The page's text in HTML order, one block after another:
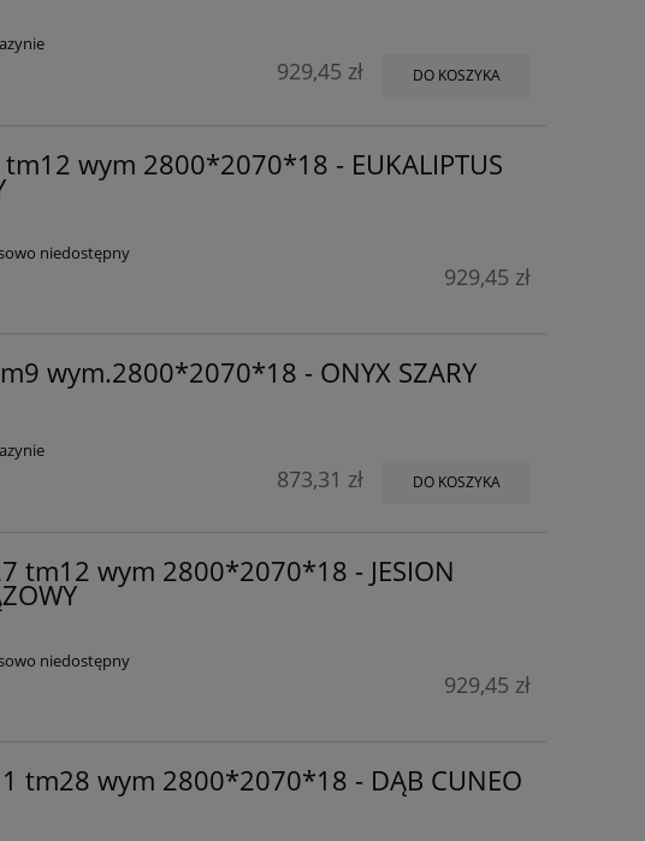
929,45 zł DO KOSZYKA
tm12 wym 2800*2070*18 - EUKALIPTUS
niedostępny
929,45 zł
wym.2800*2070*18 - ONYX SZARY
873,31 zł DO KOSZYKA
tm12 wym 2800*2070*18 - JESION
niedostępny
929,45 zł
tm28 wym 2800*2070*18 - DĄB CUNEO